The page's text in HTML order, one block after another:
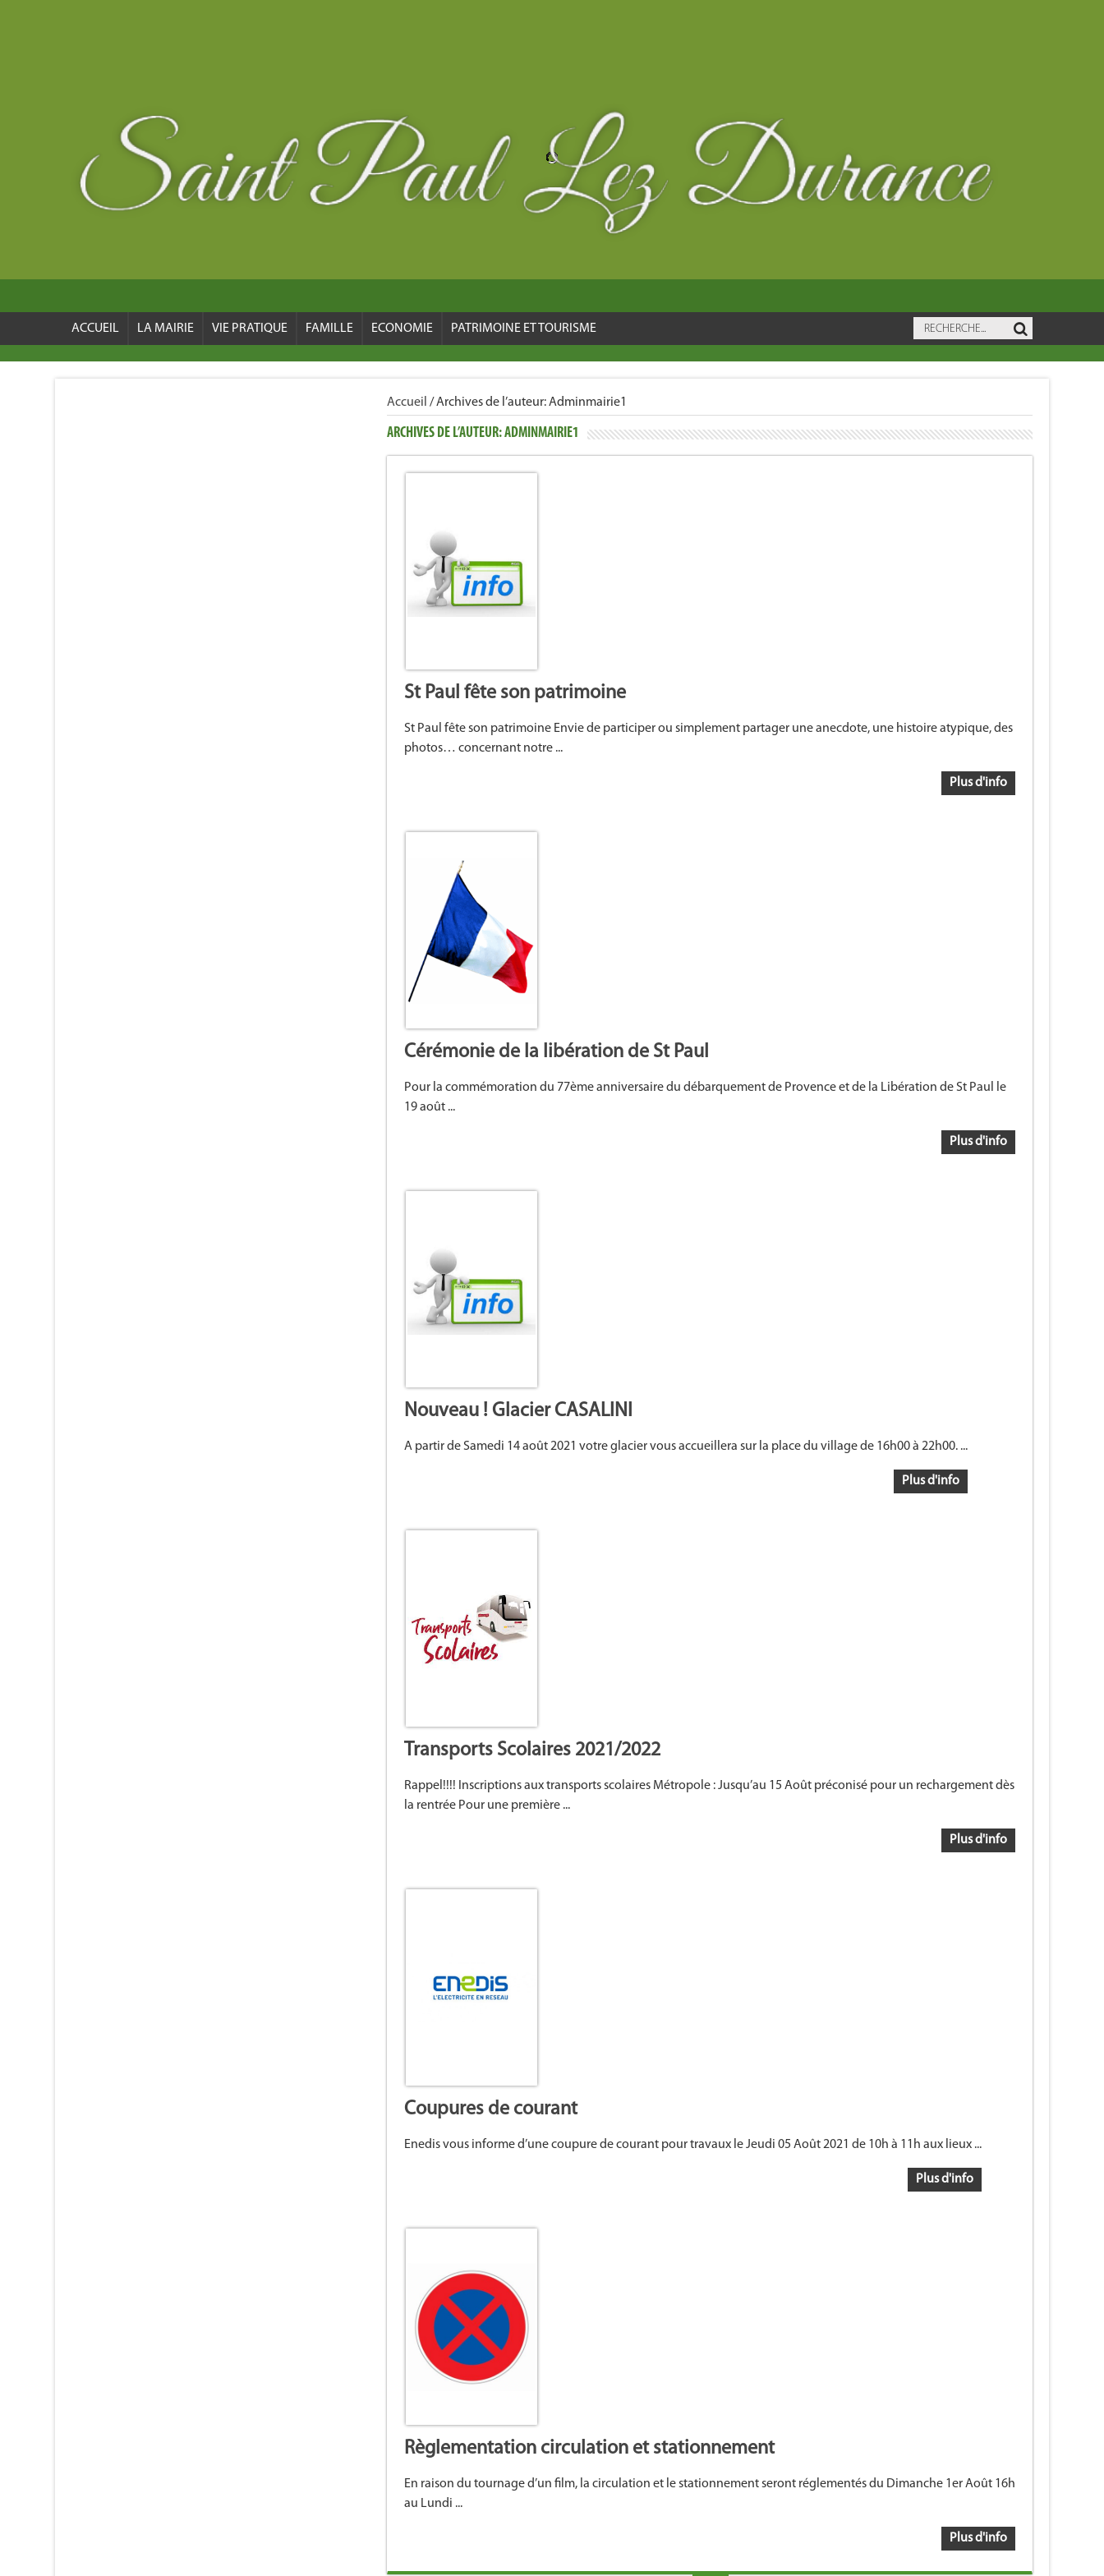
ACCUEIL LA MAIRIE VIE PRATIQUE FAMILLE ECONOMIE PATRIMOINE ET TOURISME
Accueil /Archives de l’auteur:Adminmairie1
ARCHIVES DE L’AUTEUR:ADMINMAIRIE1
St Paul fête son patrimoine
St Paul fête son patrimoine Envie de participer ou simplement partager une anecdote, une histoire atypique, des
photos… concernant notre ...
Plus d'info
Cérémonie de la libération de St Paul
Pour la commémoration du 77ème anniversaire du débarquement de Provence et de la Libération de St Paul le
19 août ...
Plus d'info
Nouveau ! Glacier CASALINI
A partir de Samedi 14 août 2021 votre glacier vous accueillera sur la place du village de 16h00 à 22h00. ...
Plus d'info
Transports Scolaires 2021/2022
Rappel!!!! Inscriptions aux transports scolaires Métropole : Jusqu’au 15 Août préconisé pour un rechargement dès
la rentrée Pour une première ...
Plus d'info
Coupures de courant
Enedis vous informe d’une coupure de courant pour travaux le Jeudi 05 Août 2021 de 10h à 11h aux lieux ...
Plus d'info
Règlementation circulation et stationnement
En raison du tournage d’un film, la circulation et le stationnement seront réglementés du Dimanche 1er Août 16h
au Lundi ...
Plus d'info